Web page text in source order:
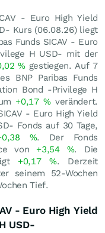
- Euro High Yield
Kurs (06.08.26) liegt
Funds SICAV - Euro
H USD- mit der
% gestiegen. Auf 7
BNP Paribas Funds
Bond -Privilege H
+0,17%verändert.
- Euro High Yield
Fonds auf 30 Tage,
%. Der Fonds
von +3,54 %. Die
+0,17%. Derzeit
seinem 52-Wochen
Tief.
- Euro High Yield
USD-